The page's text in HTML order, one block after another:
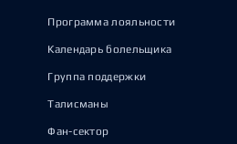
Программа лояльности
Календарь болельщика
Группа поддержки
Талисманы
Фан-сектор